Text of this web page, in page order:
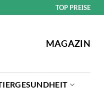
TOP PREISE
MAGAZIN